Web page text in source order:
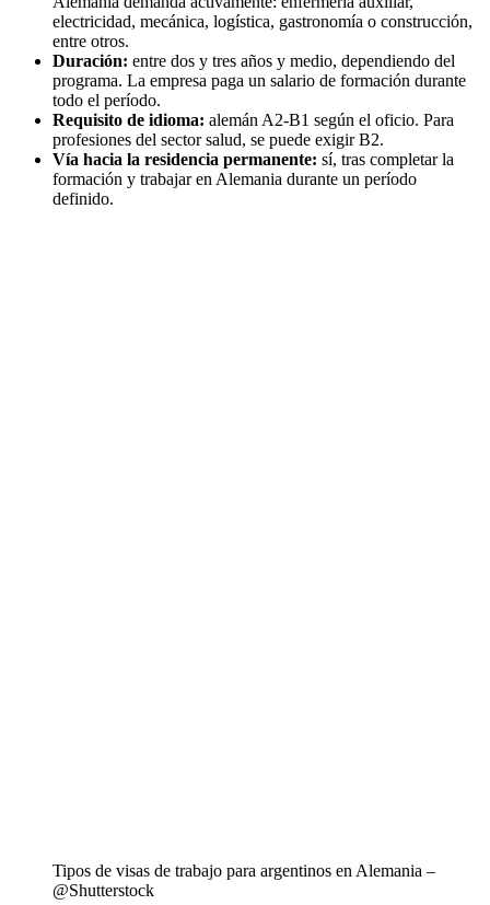
electricidad, mecánica, logística, gastronomía o construcción,
entre otros.
Duración: entre dos y tres años y medio, dependiendo del
programa. La empresa paga un salario de formación durante
todo el período.
Requisito de idioma: alemán A2-B1 según el oficio. Para
profesiones del sector salud, se puede exigir B2.
Vía hacia la residencia permanente: sí, tras completar la
formación y trabajar en Alemania durante un período
definido.
Tipos de visas de trabajo para argentinos en Alemania –
@Shutterstock